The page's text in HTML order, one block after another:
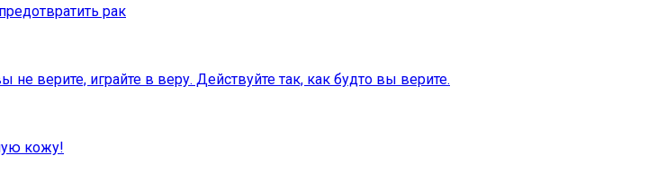
рак
верите, играйте в веру. Действуйте так, как будто вы верите.
кожу!